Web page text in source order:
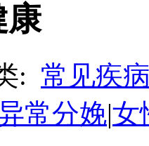
康
: 常见疾病
常分娩|女